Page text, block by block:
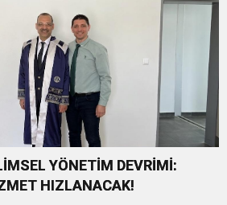
YÖNETİM DEVRİMİ:
HIZLANACAK!